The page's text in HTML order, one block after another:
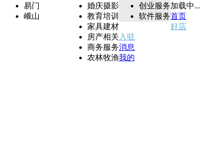
易门
峨山
婚庆摄影
教育培训
家具建材
房产相关
商务服务
农林牧渔
创业服务
软件服务
加载中...
首页
好店
入驻
消息
我的